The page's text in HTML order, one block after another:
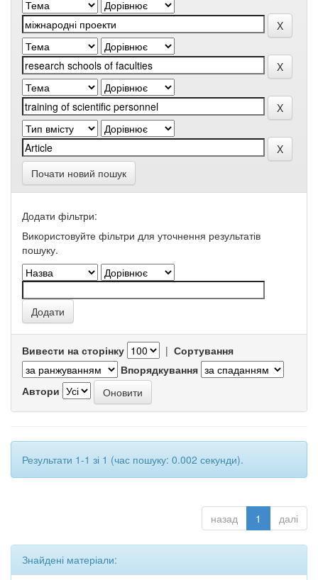
Почати новий пошук
Додати фільтри:
Використовуйте фільтри для уточнення результатів
пошуку.
Вивести на сторінку | Сортування
Впорядкування
Автори
Результати 1-1 зі 1 (час пошуку: 0.002 секунди).
назад 1 далі
Знайдені матеріали: